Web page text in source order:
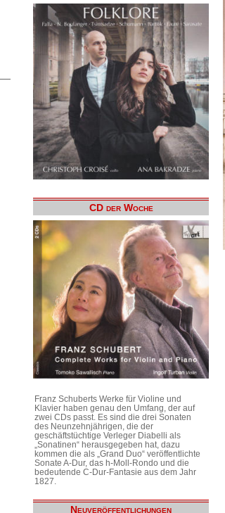
CD der Woche
Franz Schuberts Werke für Violine und
Klavier haben genau den Umfang, der auf
zwei CDs passt. Es sind die drei Sonaten
des Neunzehnjährigen, die der
geschäftstüchtige Verleger Diabelli als
„Sonatinen“ herausgegeben hat, dazu
kommen die als „Grand Duo“ veröffentlichte
Sonate A-Dur, das h-Moll-Rondo und die
bedeutende C-Dur-Fantasie aus dem Jahr
1827.
Neuveröffentlichungen